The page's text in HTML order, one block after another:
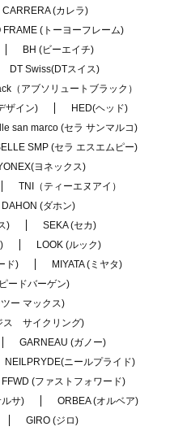
CARRERA (カレラ)
FRAME (トーヨーフレーム)
BH (ビーエイチ)
DT Swiss(DTスイス)
（アブソリュートブラック）
ザイン)
HED(ヘッド)
san marco (セラ サンマルコ)
SMP (セラ エスエムピー)
ヨネックス)
TNI（ティーエヌアイ）
DAHON (ダホン)
)
SEKA (セカ)
LOOK (ルック)
ド)
MIYATA (ミヤタ)
ードバーゲン)
ー マックス)
ス サイクリング)
GARNEAU (ガノー)
NEILPRYDE(ニールプライド)
FFWD (ファストフォワード)
サ)
ORBEA (オルベア)
GIRO (ジロ)